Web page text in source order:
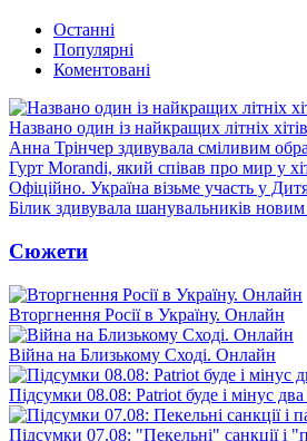
Останні
Популярні
Коментовані
Названо один із найкращих літніх хітів
Анна Трінчер здивувала сміливим
Гурт Morandi, який співав про мир у
Офіційно. Україна візьме участь у
Білик здивувала шанувальників
Сюжети
Вторгнення Росії в Україну. Онлайн
Війна на Близькому Сході. Онлайн
Підсумки 08.08: Patriot буде і мінус
Підсумки 07.08: "Пекельні" санкції і